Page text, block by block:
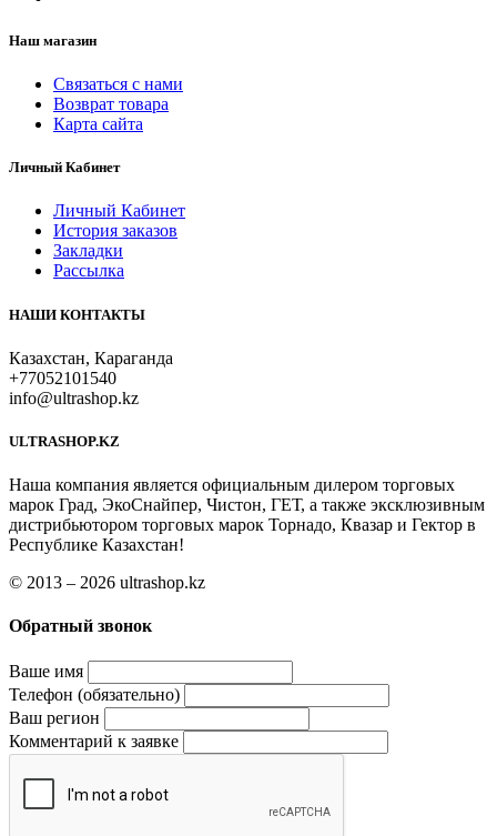
Наш магазин
Связаться с нами
Возврат товара
Карта сайта
Личный Кабинет
Личный Кабинет
История заказов
Закладки
Рассылка
НАШИ КОНТАКТЫ
Казахстан, Караганда
+77052101540
info@ultrashop.kz
ULTRASHOP.KZ
Наша компания является официальным дилером торговых
марок Град, ЭкоСнайпер, Чистон, ГЕТ, а также эксклюзивным
дистрибьютором торговых марок Торнадо, Квазар и Гектор в
Республике Казахстан!
© 2013 – 2026 ultrashop.kz
Обратный звонок
Ваше имя
Телефон (обязательно)
Ваш регион
Комментарий к заявке